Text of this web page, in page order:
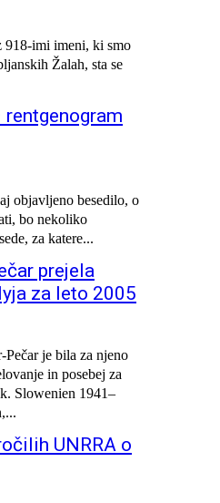
918-imi imeni, ki smo
Žalah, sta se
objavljeno besedilo, o
bo nekoliko
za katere...
prejela
za leto 2005
je bila za njeno
in posebej za
Slowenien 1941–
UNRRA o